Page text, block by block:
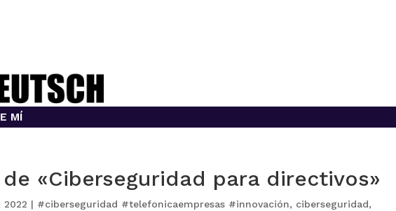
MÍ
«Ciberseguridad para directivos»
2022 | #ciberseguridad #telefonicaempresas #innovación, ciberseguridad,